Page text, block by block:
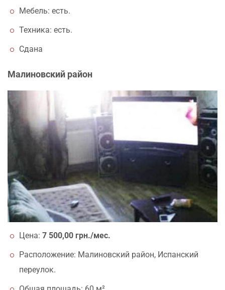
Мебель: есть.
Техника: есть.
Сдана
Малиновский район
Цена: 7 500,00 грн./мес.
Расположение: Малиновский район, Испанский
переулок.